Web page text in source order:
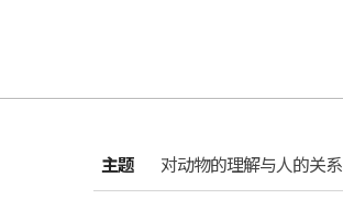
主题 对动物的理解与人的关系